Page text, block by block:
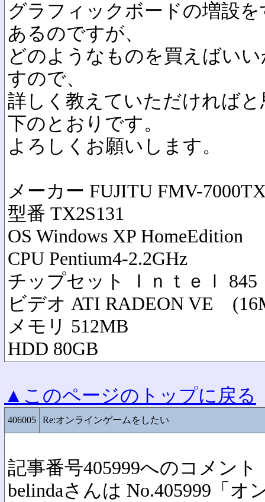
グラフィックボードの増設
あるのですが、
どのようなものを買えばい
すので、
詳しく教えていただければ
下のとおりです。
よろしくお願いします。
メーカー FUJITU FMV-
型番 TX2S131
OS Windows XP HomeEdition
CPU Pentium4-2.2GHz
チップセット Ｉｎｔｅｌ 845
ビデオ ATI RADEON VE
メモリ 512MB
HDD 80GB
▲このページのトップに戻る
406005 Re:オンラインゲームをしたい
記事番号405999へのコメント
belindaさんは No.405999「